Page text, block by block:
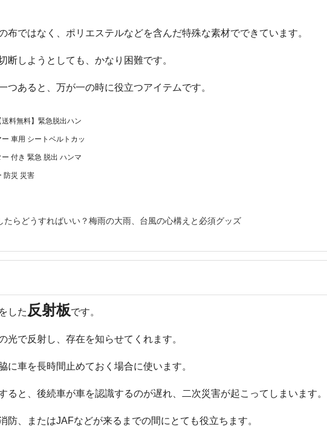
布ではなく、ポリエステルなどを含んだ特殊な素材でできています。
断しようとしても、かなり困難です。
つあると、万が一の時に役立つアイテムです。
送料無料】緊急脱出ハン
ー 車用 シートベルトカッ
ー 付き 緊急 脱出 ハンマ
防災 災害
たらどうすればいい？梅雨の大雨、台風の心構えと必須グッズ
した 反射板です。
光で反射し、存在を知らせてくれます。
に車を長時間止めておく場合に使います。
ると、後続車が車を認識するのが遅れ、二次災害が起こってしまいます。
防、またはJAFなどが来るまでの間にとても役立ちます。